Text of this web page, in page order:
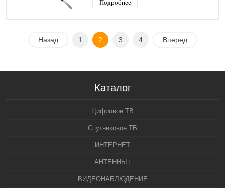
Подробнее
Назад 1 2 3 4 Вперед
Каталог
Цифровое ТВ
Спутниковое ТВ
ИНТЕРНЕТ
АНТЕННЫ+
ВИДЕОНАБЛЮДЕНИЕ